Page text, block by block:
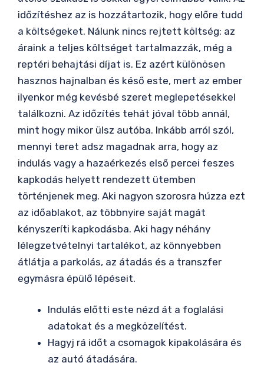
időzítéshez az is hozzátartozik, hogy előre tudd
a költségeket. Nálunk nincs rejtett költség: az
áraink a teljes költséget tartalmazzák, még a
reptéri behajtási díjat is. Ez azért különösen
hasznos hajnalban és késő este, mert az ember
ilyenkor még kevésbé szeret meglepetésekkel
találkozni. Az időzítés tehát jóval több annál,
mint hogy mikor ülsz autóba. Inkább arról szól,
mennyi teret adsz magadnak arra, hogy az
indulás vagy a hazaérkezés első percei feszes
kapkodás helyett rendezett ütemben
történjenek meg. Aki nagyon szorosra húzza ezt
az időablakot, az többnyire saját magát
kényszeríti kapkodásba. Aki hagy néhány
lélegzetvételnyi tartalékot, az könnyebben
átlátja a parkolás, az átadás és a transzfer
egymásra épülő lépéseit.
Indulás előtti este nézd át a foglalási
adatokat és a megközelítést.
Hagyj rá időt a csomagok kipakolására és
az autó átadására.